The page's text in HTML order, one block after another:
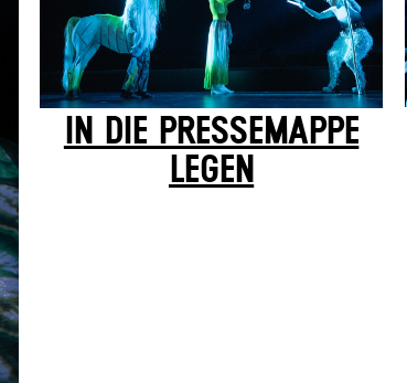
IN DIE PRESSEMAPPE
LEGEN